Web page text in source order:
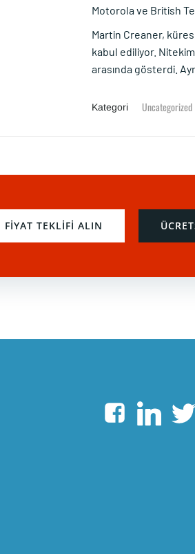
Motorola ve British
Martin Creaner,
kabul ediliyor.
arasında gösterdi.
Kategori Uncategorized
FIYAT TEKLIFI ALIN